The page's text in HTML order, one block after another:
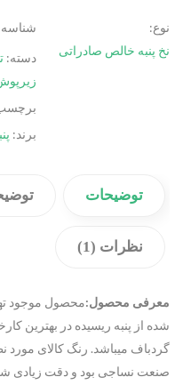
نوع:
نخ پنبه خالص صادراتی
دسته:
برند:
توضیحات
نظرات (1)
معرفی محصول:
شده از پنبه ریسیده در بهترین
گردباف میباشد. رنگ کالای مورد
صنعت نساجی بود و دقت زیادی